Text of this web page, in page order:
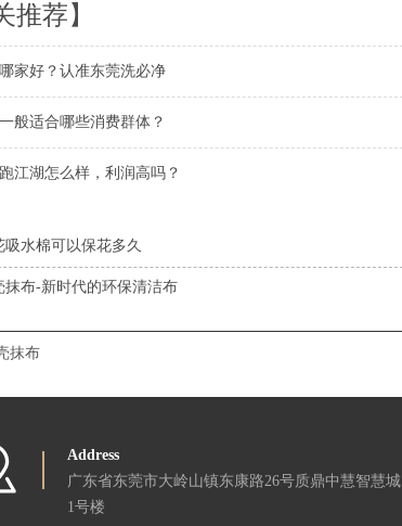
推荐】
家好？认准东莞洗必净
般适合哪些消费群体？
江湖怎么样，利润高吗？
吸水棉可以保花多久
抹布-新时代的环保清洁布
抹布
Address
广东省东莞市大岭山镇东康路26号质鼎中慧智慧城
1号楼